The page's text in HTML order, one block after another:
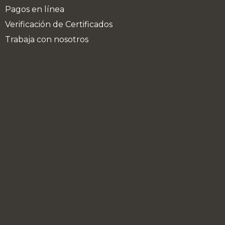
Pagos en línea
Verificación de Certificados
Trabaja con nosotros